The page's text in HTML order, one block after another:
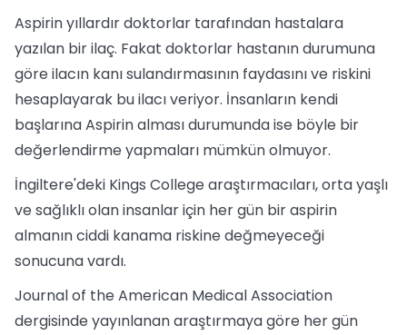
Aspirin yıllardır doktorlar tarafından hastalara
yazılan bir ilaç. Fakat doktorlar hastanın durumuna
göre ilacın kanı sulandırmasının faydasını ve riskini
hesaplayarak bu ilacı veriyor. İnsanların kendi
başlarına Aspirin alması durumunda ise böyle bir
değerlendirme yapmaları mümkün olmuyor.
İngiltere'deki Kings College araştırmacıları, orta yaşlı
ve sağlıklı olan insanlar için her gün bir aspirin
almanın ciddi kanama riskine değmeyeceği
sonucuna vardı.
Journal of the American Medical Association
dergisinde yayınlanan araştırmaya göre her gün